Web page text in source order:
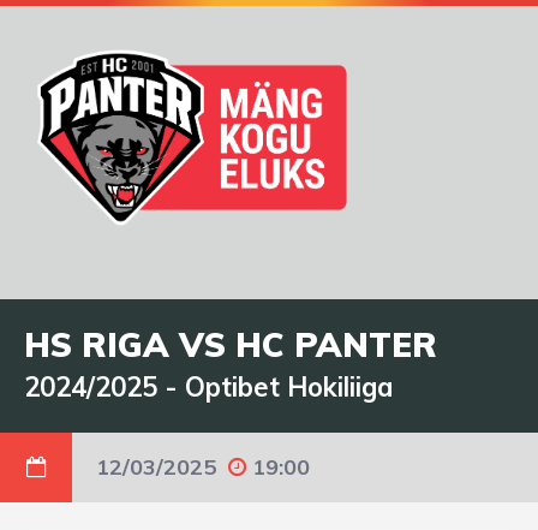
HS RIGA VS HC PANTER
2024/2025 - Optibet Hokiliiga
12/03/2025 19:00